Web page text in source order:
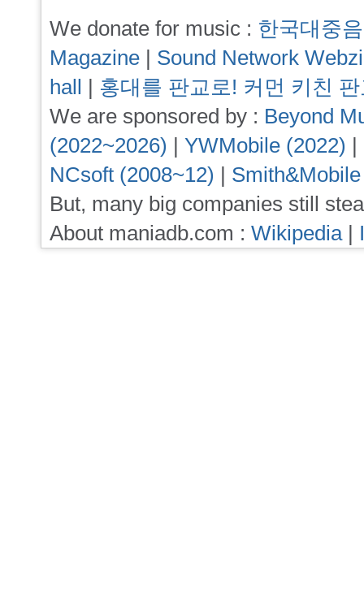
We donate for music : 한국대중
Magazine | Sound Network
hall | 홍대를 판교로! 커먼 키친
We are sponsored by : Beyond
(2022~2026) | YWMobile (2022) |
NCsoft (2008~12) |
But, many big companies still
About maniadb.com : Wikipedia|